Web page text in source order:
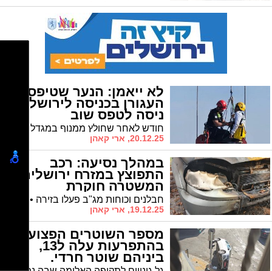
לא ייאמן: הנער שטיפס על
העגורן בכניסה לירושלים
ניסה לטפס שוב
20.12.25, ארי קאהן
במהלך נסיעה: רכב
התפוצץ במזרח ירושלים |
המשטרה חוקרת
19.12.25, ארי קאהן
מספר השוטרים הפצועים
בהתפרעות עלה ל13,
ביניהם שוטר חרדי.